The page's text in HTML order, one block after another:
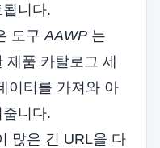
니다.
도구AAWP 는
품 카탈로그 세
이터를 가져와 아
니다.
많은 긴 URL을 다